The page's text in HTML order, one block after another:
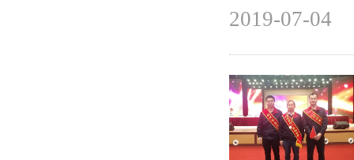
2019-07-04